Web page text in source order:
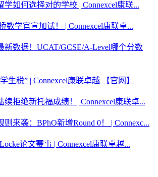
学如何选择对的学校 | Connexcel康联...
数学官宣加试！ | Connexcel康联卓...
新数据！UCAT/GCSE/A-Level哪个分数
生税” | Connexcel康联卓越 【官网】
续拒绝新托福成绩！| Connexcel康联卓...
来袭：BPhO新增Round 0！ | Connexc...
论文赛事 | Connexcel康联卓越...